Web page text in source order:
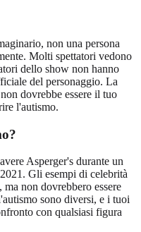
non una persona
Molti spettatori vedono
dello show non hanno
del personaggio. La
dovrebbe essere il tuo
l'autismo.
Asperger's durante un
Gli esempi di celebrità
ma non dovrebbero essere
sono diversi, e i tuoi
con qualsiasi figura